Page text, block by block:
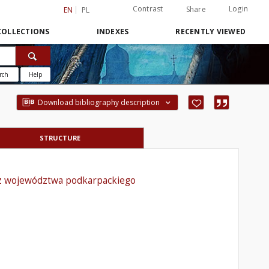
EN PL Contrast Share Login
INDEXES RECENTLY VIEWED
Help
Download bibliography description
STRUCTURE
województwa podkarpackiego